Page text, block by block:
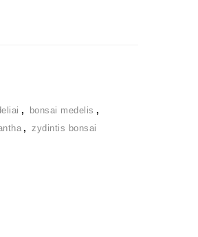
, bonsai medelis ,
, zydintis bonsai